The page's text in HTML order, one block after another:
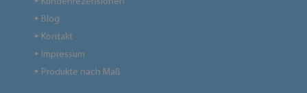
● Blog
● Kontakt
● Impressum
● Produkte nach Maß